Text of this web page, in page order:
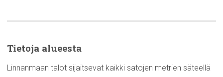
Tietoja alueesta
Linnanmaan talot sijaitsevat kaikki satojen metrien säteellä